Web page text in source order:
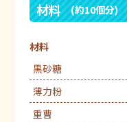
材料 (約10個分)
材料
黒砂糖
薄力粉
重曹